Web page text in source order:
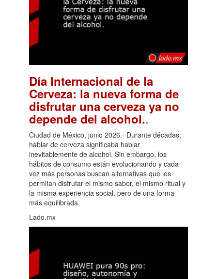
Día Internacional de la
Cerveza: la nueva forma de
disfrutar una cerveza ya no
depende del alcohol..
Ciudad de México, junio 2026.- Durante décadas,
hablar de cerveza significaba hablar
inevitablemente de alcohol. Sin embargo, los
hábitos de consumo están evolucionando y cada
vez más personas buscan alternativas que les
permitan disfrutar el mismo sabor, el mismo ritual y
la misma experiencia social, pero de una forma
más equilibrada.
Lado.mx